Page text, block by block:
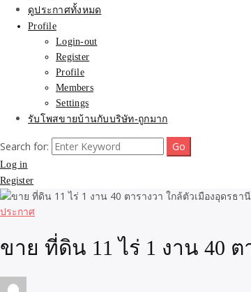
ดูประกาศทั้งหมด
Profile
Login-out
Register
Profile
Members
Settings
รับโพสขายบ้านกับบริษัท-ถูกมาก
Search for:
Log in
Register
ประกาศ
ขาย ที่ดิน 11 ไร่ 1 งาน 40